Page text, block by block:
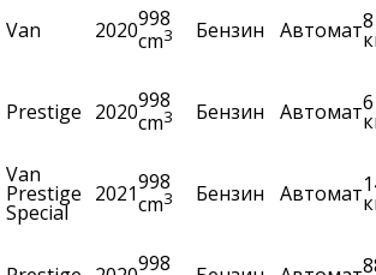
Van 2020998
cm3 Бензин Автомат
Prestige 2020998
cm3 Бензин Автомат
Van
Prestige
Special
2021998
cm3 Бензин Автомат
998